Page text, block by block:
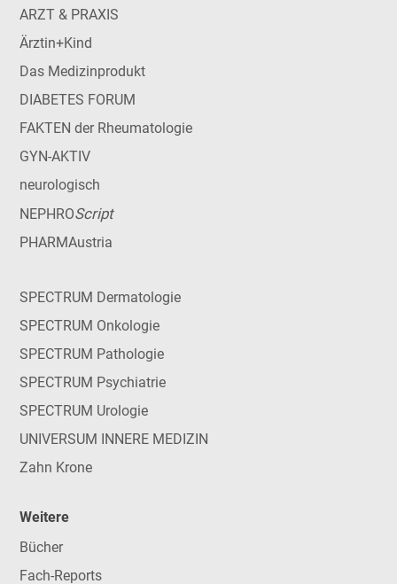
ARZT & PRAXIS
Ärztin+Kind
Das Medizinprodukt
DIABETES FORUM
FAKTEN der Rheumatologie
GYN-AKTIV
neurologisch
NEPHROScript
PHARMAustria
SPECTRUM Dermatologie
SPECTRUM Onkologie
SPECTRUM Pathologie
SPECTRUM Psychiatrie
SPECTRUM Urologie
UNIVERSUM INNERE MEDIZIN
Zahn Krone
Weitere
Bücher
Fach-Reports